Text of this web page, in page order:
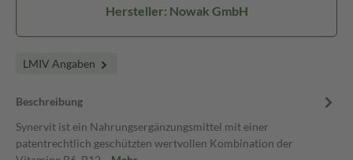
Hersteller: Nowak GmbH
LMIV Angaben
Beschreibung
Synervit ist ein Nahrungsergänzungsmittel mit einer
patentrechtlich geschützten wertvollen Kombination der